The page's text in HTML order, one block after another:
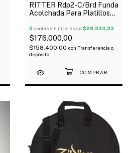
RITTER Rdp2-C/Brd Funda
Acolchada Para Platillos
6 cuotas sin interés de$29.333,33
$176.000,00
$158.400,00 con Transferencia o
depósito